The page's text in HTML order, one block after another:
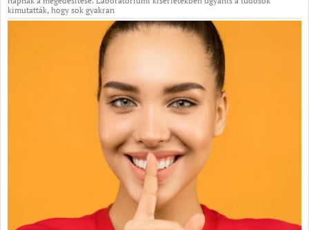
kimutatták, hogy sok gyakran